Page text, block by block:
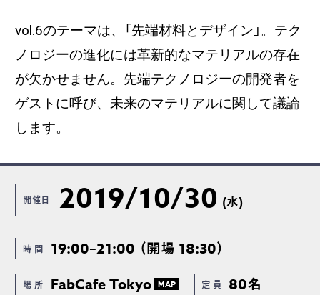
vol.6のテーマは、「先端材料とデザイン」。テク
ノロジーの進化には革新的なマテリアルの存在
が欠かせません。先端テクノロジーの開発者を
ゲストに呼び、未来のマテリアルに関して議論
します。
開催日 2019/10/30 (水)
時 間 19:00–21:00 （開場 18:30）
場 所 FabCafe Tokyo MAP 定 員 80名